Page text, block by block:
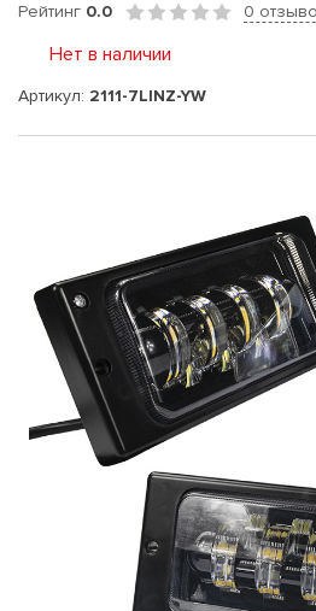
Рейтинг 0.0 0
Нет в наличии
Артикул: 2111-7LINZ-YW